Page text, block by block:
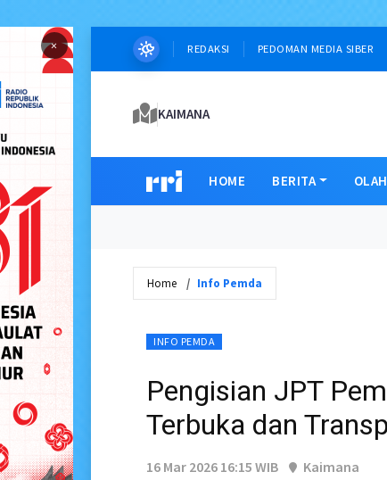
× REDAKSI PEDOMAN MEDIA SIBER
KAIMANA
HOME BERITA
Home Info Pemda
INFO PEMDA
Pengisian JPT
Terbuka dan
16 Mar 2026 16:15 WIB
Kaimana